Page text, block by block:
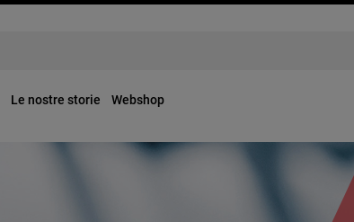
Le nostre storie Webshop